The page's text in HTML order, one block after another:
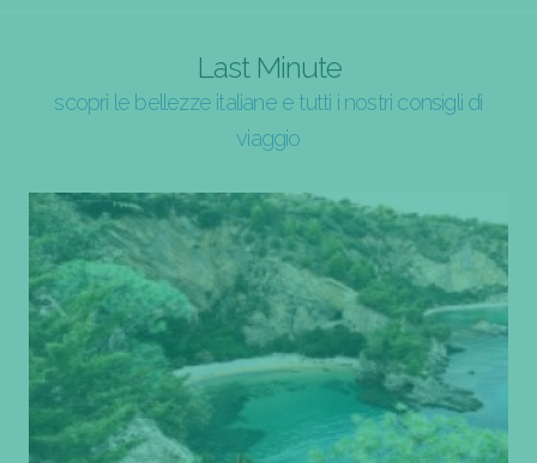
Last Minute
scopri le bellezze italiane e tutti i nostri consigli di
viaggio